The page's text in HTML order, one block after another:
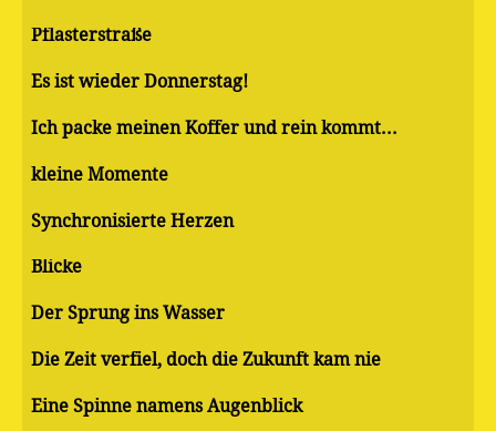
Pflasterstraße
Es ist wieder Donnerstag!
Ich packe meinen Koffer und rein kommt...
kleine Momente
Synchronisierte Herzen
Blicke
Der Sprung ins Wasser
Die Zeit verfiel, doch die Zukunft kam nie
Eine Spinne namens Augenblick